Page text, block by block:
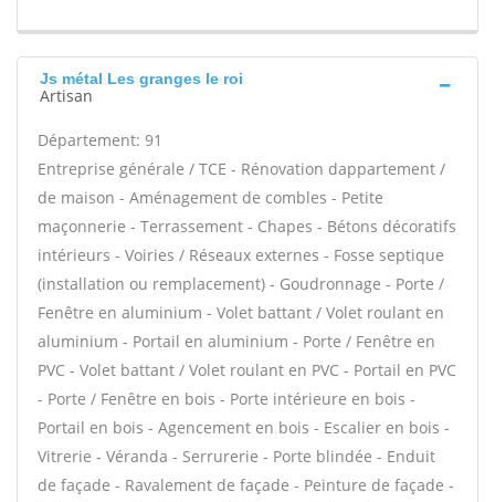
Js métal Les granges le roi
Artisan
Département: 91
Entreprise générale / TCE - Rénovation dappartement /
de maison - Aménagement de combles - Petite
maçonnerie - Terrassement - Chapes - Bétons décoratifs
intérieurs - Voiries / Réseaux externes - Fosse septique
(installation ou remplacement) - Goudronnage - Porte /
Fenêtre en aluminium - Volet battant / Volet roulant en
aluminium - Portail en aluminium - Porte / Fenêtre en
PVC - Volet battant / Volet roulant en PVC - Portail en PVC
- Porte / Fenêtre en bois - Porte intérieure en bois -
Portail en bois - Agencement en bois - Escalier en bois -
Vitrerie - Véranda - Serrurerie - Porte blindée - Enduit
de façade - Ravalement de façade - Peinture de façade -